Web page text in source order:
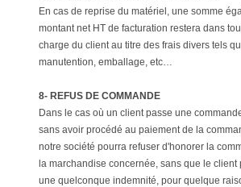
En cas de reprise du matériel, une somme
montant net HT de facturation restera dans
charge du client au titre des frais divers tels
manutention, emballage, etc…
8- REFUS DE COMMANDE
Dans le cas où un client passe une
sans avoir procédé au paiement de la
notre société pourra refuser d'honorer la
la marchandise concernée, sans que le
une quelconque indemnité, pour quelque